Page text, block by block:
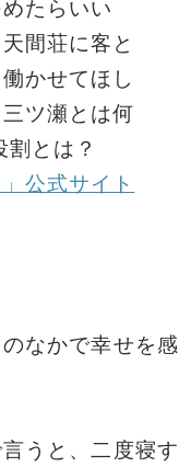
たらいい
間荘に客と
かせてほし
ツ瀬とは何
とは？
公式サイト
なかで幸せを感
うと、二度寝す